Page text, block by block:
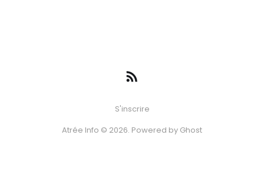
S'inscrire
Atrée Info © 2026. Powered by Ghost